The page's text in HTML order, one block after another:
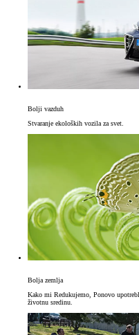
Bolji vazduh
Stvaranje ekoloških vozila za svet.
Bolja zemlja
Kako mi Redukujemo, Ponovo
životnu sredinu.